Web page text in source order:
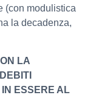
(con modulistica
la decadenza,
LA
ESSERE AL